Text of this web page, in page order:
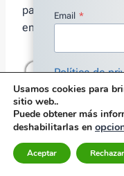
para comprender
en las máquinas
Email *
Política de
Estoy de
Suscribir
Usamos cookies para
sitio web..
Puede obtener más
deshabilitarlas en
Aceptar Rechazar